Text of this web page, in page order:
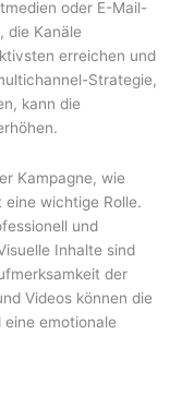
oder E-Mail-
die Kanäle
erreichen und
Strategie,
kann die
Kampagne, wie
eine wichtige Rolle.
und
Inhalte sind
der
Videos können die
emotionale